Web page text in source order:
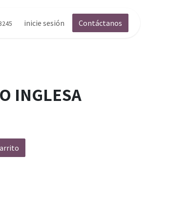
inicie sesión Contáctanos
INGLESA